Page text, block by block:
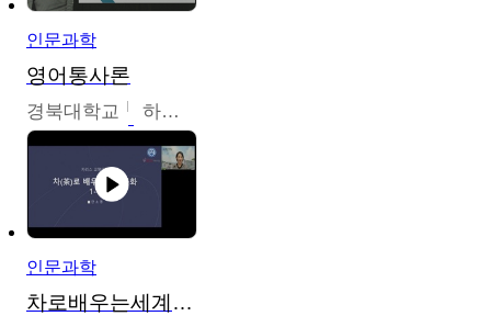
인문과학
영어통사론
경북대학교 하승완
인문과학
차로배우는세계문화